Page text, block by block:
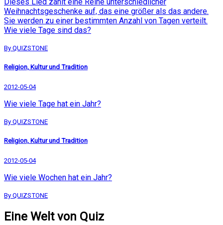
Weihnachtsgeschenke auf, das eine größer als das andere.
Sie werden zu einer bestimmten Anzahl von Tagen verteilt.
Wie viele Tage sind das?
By QUIZSTONE
Religion, Kultur und Tradition
2012-05-04
Wie viele Tage hat ein Jahr?
By QUIZSTONE
Religion, Kultur und Tradition
2012-05-04
Wie viele Wochen hat ein Jahr?
By QUIZSTONE
Eine Welt von Quiz